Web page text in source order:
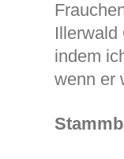
Illerwald
indem
wenn er